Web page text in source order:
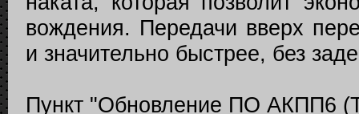
вождения. Передачи вверх
и значительно быстрее, без
Пункт "Обновление ПО АКПП6